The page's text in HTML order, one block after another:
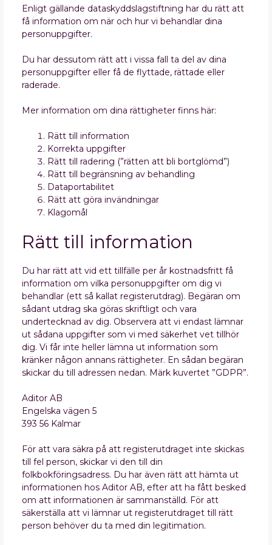
Enligt gällande dataskyddslagstiftning har du rätt att
få information om när och hur vi behandlar dina
personuppgifter.
Du har dessutom rätt att i vissa fall ta del av dina
personuppgifter eller få de flyttade, rättade eller
raderade.
Mer information om dina rättigheter finns här:
Rätt till information
Korrekta uppgifter
Rätt till radering (”rätten att bli bortglömd”)
Rätt till begränsning av behandling
Dataportabilitet
Rätt att göra invändningar
Klagomål
Rätt till information
Du har rätt att vid ett tillfälle per år kostnadsfritt få
information om vilka personuppgifter om dig vi
behandlar (ett så kallat registerutdrag). Begäran om
sådant utdrag ska göras skriftligt och vara
undertecknad av dig. Observera att vi endast lämnar
ut sådana uppgifter som vi med säkerhet vet tillhör
dig. Vi får inte heller lämna ut information som
kränker någon annans rättigheter. En sådan begäran
skickar du till adressen nedan. Märk kuvertet ”GDPR”.
Aditor AB
Engelska vägen 5
393 56 Kalmar
För att vara säkra på att registerutdraget inte skickas
till fel person, skickar vi den till din
folkbokföringsadress. Du har även rätt att hämta ut
informationen hos Aditor AB, efter att ha fått besked
om att informationen är sammanställd. För att
säkerställa att vi lämnar ut registerutdraget till rätt
person behöver du ta med din legitimation.